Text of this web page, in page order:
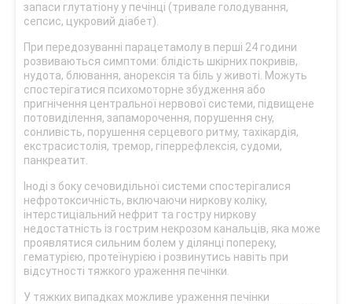
запаси глутатіону у печінці (тривале голодування,
сепсис, цукровий діабет).
При передозуванні парацетамолу в перші 24 години
розвиваються симптоми: блідість шкірних покривів,
нудота, блювання, анорексія та біль у животі. Можуть
спостерігатися психомоторне збудження або
пригнічення центральної нервової системи, підвищене
потовиділення, запаморочення, порушення сну,
сонливість, порушення серцевого ритму, тахікардія,
екстрасистолія, тремор, гіперрефлексія, судоми,
панкреатит.
Іноді з боку сечовидільної системи спостерігалися
нефротоксичність, включаючи ниркову коліку,
інтерстиціальний нефрит та гостру ниркову
недостатність із гострим некрозом канальців, яка може
проявлятися сильним болем у ділянці попереку,
гематурією, протеїнурією і розвинутись навіть при
відсутності тяжкого ураження печінки.
У тяжких випадках можливе ураження печінки